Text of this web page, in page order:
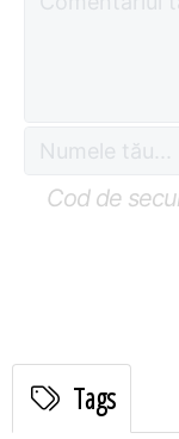
Cod de
Tags